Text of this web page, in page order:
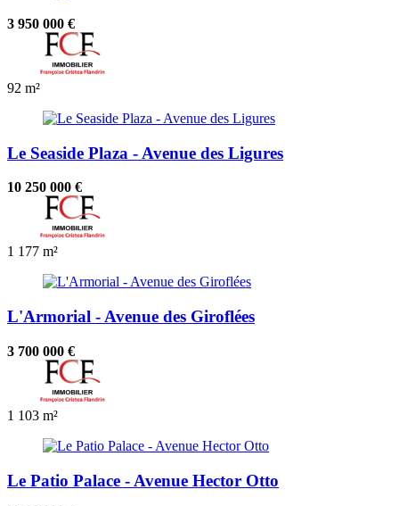
3 950 000 €
92 m²
Le Seaside Plaza - Avenue des Ligures
10 250 000 €
1 177 m²
L'Armorial - Avenue des Giroflées
3 700 000 €
1 103 m²
Le Patio Palace - Avenue Hector Otto